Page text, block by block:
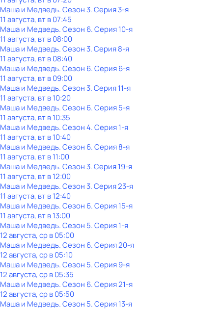
Маша и Медведь. Сезон 3. Серия 3-я
11 августа, вт в 07:45
Маша и Медведь. Сезон 6. Серия 10-я
11 августа, вт в 08:00
Маша и Медведь. Сезон 3. Серия 8-я
11 августа, вт в 08:40
Маша и Медведь. Сезон 6. Серия 6-я
11 августа, вт в 09:00
Маша и Медведь. Сезон 3. Серия 11-я
11 августа, вт в 10:20
Маша и Медведь. Сезон 6. Серия 5-я
11 августа, вт в 10:35
Маша и Медведь. Сезон 4. Серия 1-я
11 августа, вт в 10:40
Маша и Медведь. Сезон 6. Серия 8-я
11 августа, вт в 11:00
Маша и Медведь. Сезон 3. Серия 19-я
11 августа, вт в 12:00
Маша и Медведь. Сезон 3. Серия 23-я
11 августа, вт в 12:40
Маша и Медведь. Сезон 6. Серия 15-я
11 августа, вт в 13:00
Маша и Медведь. Сезон 5. Серия 1-я
12 августа, ср в 05:00
Маша и Медведь. Сезон 6. Серия 20-я
12 августа, ср в 05:10
Маша и Медведь. Сезон 5. Серия 9-я
12 августа, ср в 05:35
Маша и Медведь. Сезон 6. Серия 21-я
12 августа, ср в 05:50
Маша и Медведь. Сезон 5. Серия 13-я